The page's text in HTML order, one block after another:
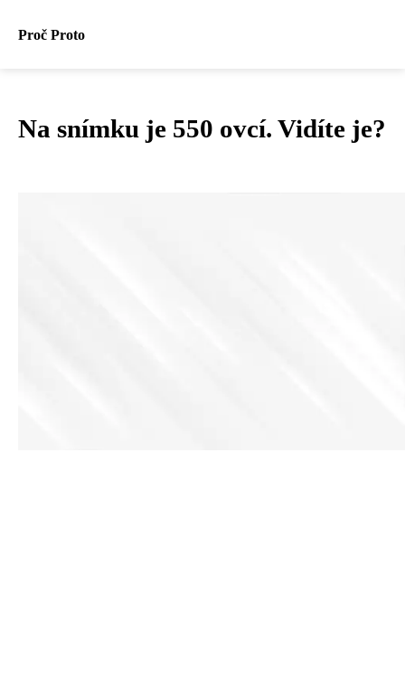
Proč Proto
Na snímku je 550 ovcí. Vidíte je?